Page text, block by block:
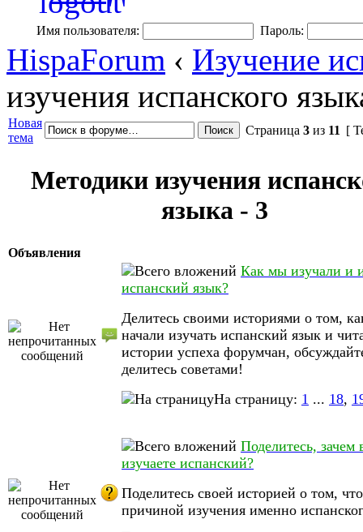
Имя пользователя: Пароль:
HispaForum ‹ Изучение
изучения испанского
Новая
тема
Страница 3 из 11 [
Методики изучения
языка - 3
Объявления
Как мы изучали и
испанский язык?
Делитесь своими историями о том,
начали изучать испанский язык и
истории успеха форумчан,
делитесь советами!
На страницу: 1 ... 18,
Поделитесь, зачем
изучаете испанский?
Поделитесь своей историей о том,
причиной изучения именно